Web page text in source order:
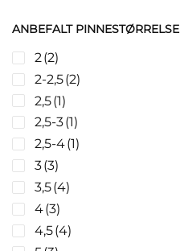
ANBEFALT PINNESTØRRELSE
2(2)
2-2,5(2)
2,5(1)
2,5-3(1)
2,5-4(1)
3(3)
3,5(4)
4(3)
4,5(4)